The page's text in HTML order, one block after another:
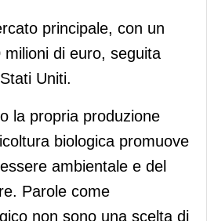
principale, con un
di euro, seguita
Uniti.
la propria produzione
biologica promuove
ambientale e del
Parole come
non sono una scelta di